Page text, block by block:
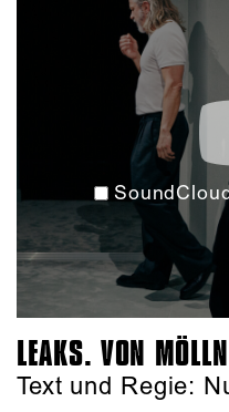
LEAKS. VON
Text und Regie: